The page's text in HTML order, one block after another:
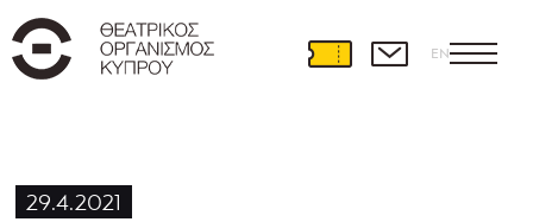
EN
29.4.2021